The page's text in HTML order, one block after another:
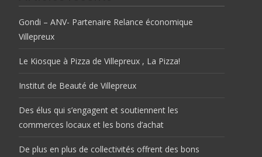
Gondi – ANV- Partenaire Relance économique
Villepreux
Le Kiosque à Pizza de Villepreux , La Pizza!
Institut de Beauté de Villepreux
Des élus qui s’engagent et soutiennent les
commerces locaux et les bons d’achat
De plus en plus de collectivités offrent des bons